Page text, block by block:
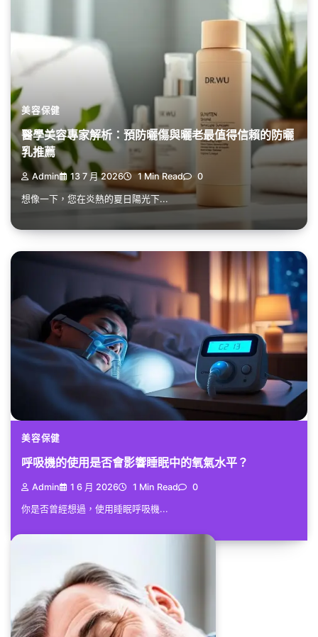
美容保健
醫學美容專家解析：預防曬傷與曬老最值得信賴的防曬
乳推薦
Admin 13 7 月 2026 1 Min Read 0
想像一下，您在炎熱的夏日陽光下...
美容保健
呼吸機的使用是否會影響睡眠中的氧氣水平？
Admin 1 6 月 2026 1 Min Read 0
你是否曾經想過，使用睡眠呼吸機...